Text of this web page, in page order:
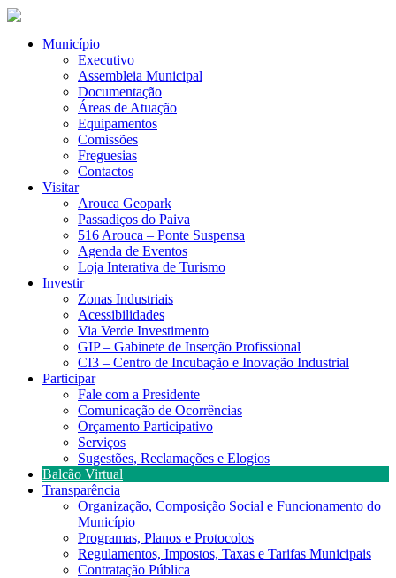
Município
Executivo
Assembleia Municipal
Documentação
Áreas de Atuação
Equipamentos
Comissões
Freguesias
Contactos
Visitar
Arouca Geopark
Passadiços do Paiva
516 Arouca – Ponte Suspensa
Agenda de Eventos
Loja Interativa de Turismo
Investir
Zonas Industriais
Acessibilidades
Via Verde Investimento
GIP – Gabinete de Inserção Profissional
CI3 – Centro de Incubação e Inovação Industrial
Participar
Fale com a Presidente
Comunicação de Ocorrências
Orçamento Participativo
Serviços
Sugestões, Reclamações e Elogios
Balcão Virtual
Transparência
Organização, Composição Social e Funcionamento do
Município
Programas, Planos e Protocolos
Regulamentos, Impostos, Taxas e Tarifas Municipais
Contratação Pública